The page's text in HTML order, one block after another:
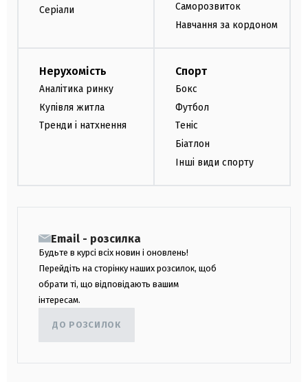
Серіали
Саморозвиток
Навчання за кордоном
Нерухомість
Аналітика ринку
Купівля житла
Тренди і натхнення
Спорт
Бокс
Футбол
Теніс
Біатлон
Інші види спорту
Email - розсилка
Будьте в курсі всіх новин і оновлень!
Перейдіть на сторінку наших розсилок, щоб
обрати ті, що відповідають вашим
інтересам.
ДО РОЗСИЛОК